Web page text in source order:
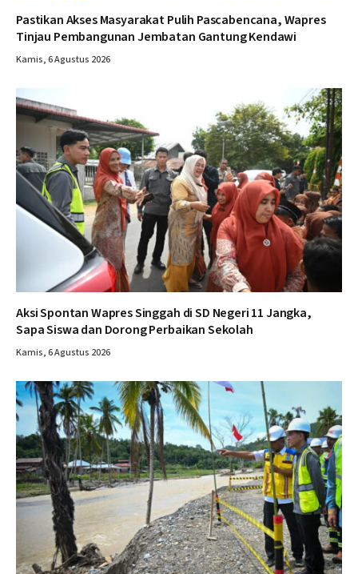
Pastikan Akses Masyarakat Pulih Pascabencana, Wapres
Tinjau Pembangunan Jembatan Gantung Kendawi
Kamis, 6 Agustus 2026
Aksi Spontan Wapres Singgah di SD Negeri 11 Jangka,
Sapa Siswa dan Dorong Perbaikan Sekolah
Kamis, 6 Agustus 2026